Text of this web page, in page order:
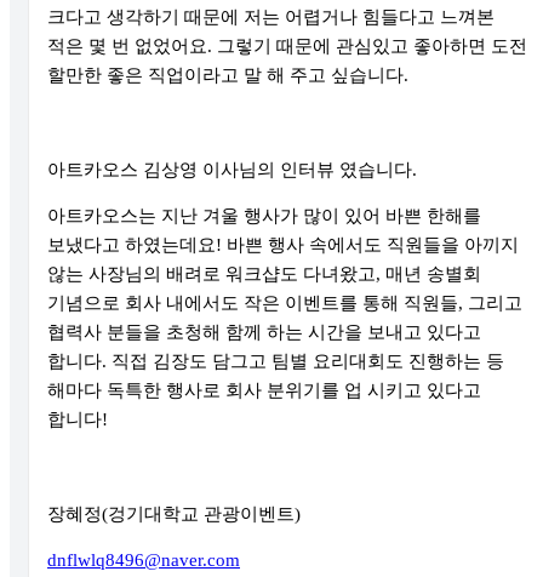
크다고 생각하기 때문에 저는 어렵거나 힘들다고 느껴본
적은 몇 번 없었어요. 그렇기 때문에 관심있고 좋아하면 도전
할만한 좋은 직업이라고 말 해 주고 싶습니다.
아트카오스 김상영 이사님의 인터뷰 였습니다.
아트카오스는 지난 겨울 행사가 많이 있어 바쁜 한해를
보냈다고 하였는데요! 바쁜 행사 속에서도 직원들을 아끼지
않는 사장님의 배려로 워크샵도 다녀왔고, 매년 송별회
기념으로 회사 내에서도 작은 이벤트를 통해 직원들, 그리고
협력사 분들을 초청해 함께 하는 시간을 보내고 있다고
합니다. 직접 김장도 담그고 팀별 요리대회도 진행하는 등
해마다 독특한 행사로 회사 분위기를 업 시키고 있다고
합니다!
장혜정(겅기대학교 관광이벤트)
dnflwlq8496@naver.com